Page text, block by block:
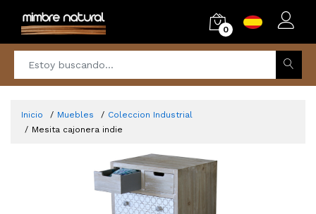
0
Inicio Muebles
Coleccion Industrial
Mesita cajonera indie